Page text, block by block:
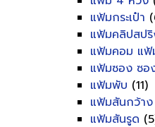
แฟ้มกระเป๋า
แฟ้มคลิปสป
แฟ้มคอม แฟ้
แฟ้มซอง ซอ
แฟ้มพับ (11)
แฟ้มสันกว้า
แฟ้มสันรูด